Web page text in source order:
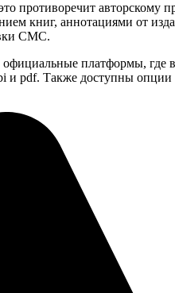
противоречит авторскому
книг, аннотациями от
СМС.
платформы,
и pdf. Также доступны